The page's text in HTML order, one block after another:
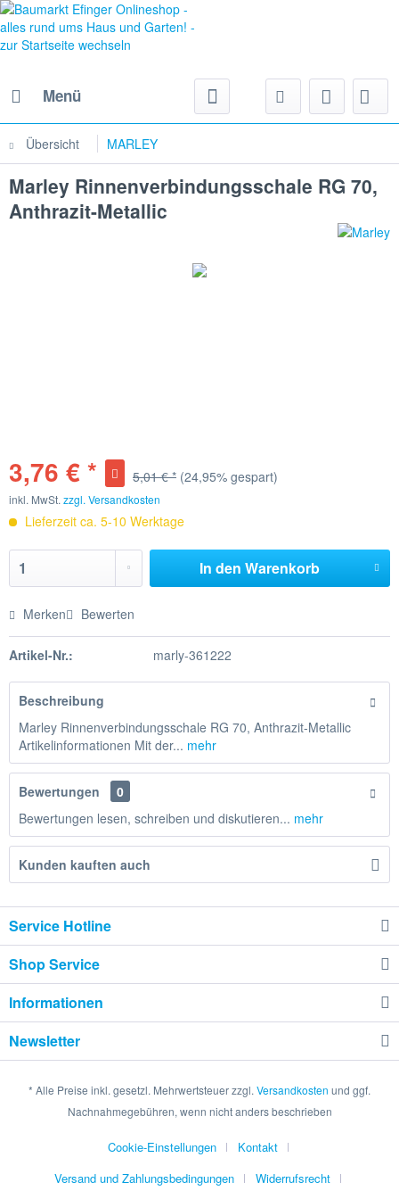
Menü
Übersicht MARLEY
Marley Rinnenverbindungsschale RG 70,
Anthrazit-Metallic
3,76 € * 5,01 € * (24,95% gespart)
inkl. MwSt. zzgl. Versandkosten
Lieferzeit ca. 5-10 Werktage
In den Warenkorb
Merken Bewerten
Artikel-Nr.: marly-361222
Beschreibung
Marley Rinnenverbindungsschale RG 70, Anthrazit-Metallic
Artikelinformationen Mit der... mehr
Bewertungen
0
Bewertungen lesen, schreiben und diskutieren... mehr
Kunden kauften auch
Service Hotline
Shop Service
Informationen
Newsletter
* Alle Preise inkl. gesetzl. Mehrwertsteuer zzgl. Versandkosten und ggf.
Nachnahmegebühren, wenn nicht anders beschrieben
Cookie-Einstellungen
Kontakt
Versand und Zahlungsbedingungen
Widerrufsrecht